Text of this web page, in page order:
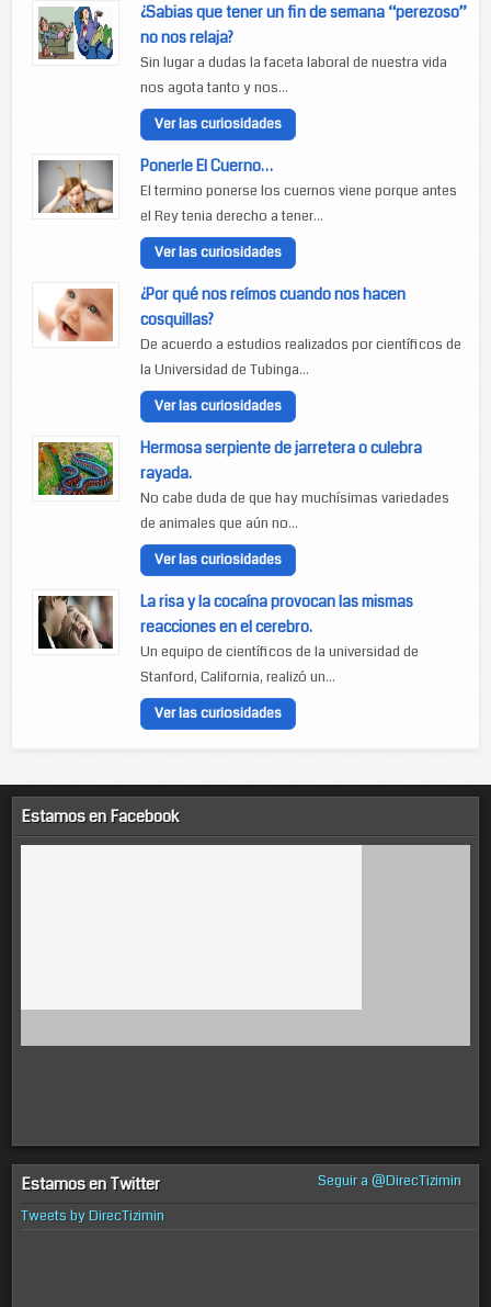
¿Sabias que tener un fin de semana “perezoso”
no nos relaja?
Sin lugar a dudas la faceta laboral de nuestra vida
nos agota tanto y nos...
Ver las curiosidades
Ponerle El Cuerno…
El termino ponerse los cuernos viene porque antes
el Rey tenia derecho a tener...
Ver las curiosidades
¿Por qué nos reímos cuando nos hacen
cosquillas?
De acuerdo a estudios realizados por científicos de
la Universidad de Tubinga...
Ver las curiosidades
Hermosa serpiente de jarretera o culebra
rayada.
No cabe duda de que hay muchísimas variedades
de animales que aún no...
Ver las curiosidades
La risa y la cocaína provocan las mismas
reacciones en el cerebro.
Un equipo de científicos de la universidad de
Stanford, California, realizó un...
Ver las curiosidades
Estamos en Facebook
Estamos en Twitter
Seguir a @DirecTizimin
Tweets by DirecTizimin